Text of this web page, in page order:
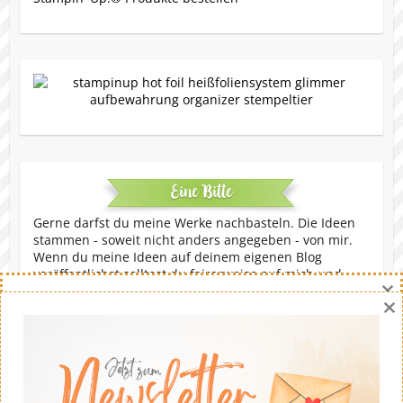
Eine Bitte
Gerne darfst du meine Werke nachbasteln. Die Ideen
stammen - soweit nicht anders angegeben - von mir.
Wenn du meine Ideen auf deinem eigenen Blog
veröffentlichst solltest du fairerweise auf mich und
meinen Blog verweisen. Eine kommerzielle Nutzung ist
×
×